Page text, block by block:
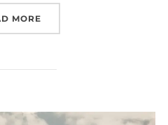
MORE